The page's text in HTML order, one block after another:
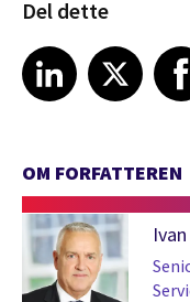
Del dette
Share article on LinkedIn
LinkedIn
Share article on XShare
OM FORFATTEREN